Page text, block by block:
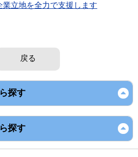
立地を全力で支援します
戻る
探す
探す